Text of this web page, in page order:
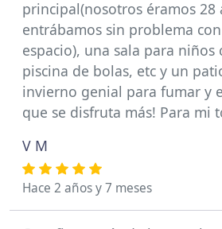
principal(nosotros éramos 28
entrábamos sin problema
espacio), una sala para niños
piscina de bolas, etc y un
invierno genial para fumar y
que se disfruta más! Para mi
V M
Hace 2 años y 7 meses